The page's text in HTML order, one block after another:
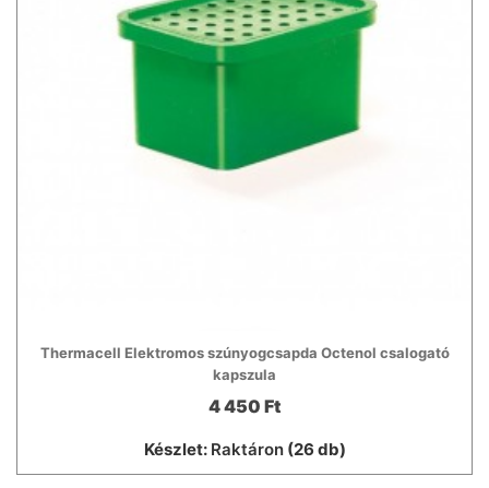
Thermacell Elektromos szúnyogcsapda Octenol csalogató
kapszula
4 450 Ft
Készlet: Raktáron(26 db)